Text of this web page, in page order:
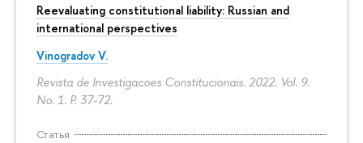
Reevaluating constitutional liability: Russian and
international perspectives
Vinogradov V.
Revista de Investigacoes Constitucionais. 2022. Vol. 9.
No. 1. P. 37-72.
Статья